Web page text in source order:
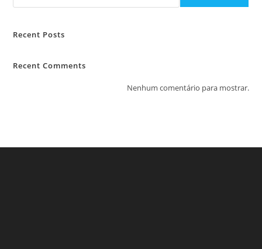
Recent Posts
Recent Comments
Nenhum comentário para mostrar.